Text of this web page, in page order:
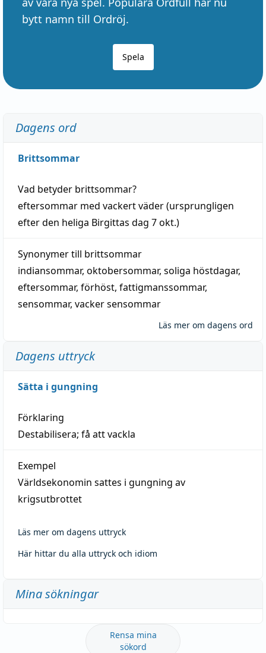
bytt namn till Ordröj.
Spela
Dagens ord
Brittsommar
Vad betyder brittsommar?
eftersommar med vackertväder(ursprungligen
efter den heliga Birgittas dag 7 okt.)
Synonymer till brittsommar
indiansommar, oktobersommar, soliga höstdagar,
eftersommar, förhöst, fattigmanssommar,
sensommar, vacker sensommar
Läs mer om dagens ord
Dagens uttryck
Sätta i gungning
Förklaring
Destabilisera; få att vackla
Exempel
Världsekonomin sattes i gungning av
krigsutbrottet
Läs mer om dagens uttryck
Här hittar du alla uttryck och idiom
Mina sökningar
Rensa mina
sökord